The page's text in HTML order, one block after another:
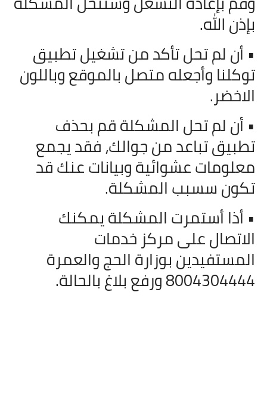
بإذن الله.
• أن لم تحل تأكد من تشغيل تطبيق
توكلنا وأجعله متصل بالموقع وباللون
الاخضر.
• أن لم تحل المشكلة قم بحذف
تطبيق تباعد من جوالك، فقد يجمع
معلومات عشوائية وبيانات عنك قد
تكون سسبب المشكلة.
• أذا أستمرت المشكلة يمكنك
الاتصال على مركز خدمات
المستفيدين بوزارة الحج والعمرة
8004304444 ورفع بلاغ بالحالة.